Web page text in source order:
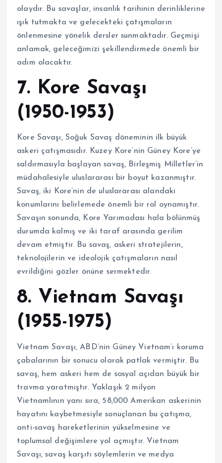
olaydır. Bu savaşlar, insanlık tarihinin derinliklerine
ışık tutmakta ve gelecekteki çatışmaların
önlenmesine yönelik dersler sunmaktadır. Geçmişi
anlamak, geleceğimizi şekillendirmede önemli bir
adım olacaktır.
7. Kore Savaşı
(1950-1953)
Kore Savaşı, Soğuk Savaş döneminin ilk büyük
askeri çatışmasıdır. Kuzey Kore’nin Güney Kore’ye
saldırmasıyla başlayan savaş, Birleşmiş Milletler’in
müdahalesiyle uluslararası bir boyut kazanmıştır.
Savaş, iki Kore’nin de uluslararası alandaki
konumlarını belirlemede önemli bir rol oynamıştır.
Savaşın sonunda, Kore Yarımadası hala bölünmüş
durumda kalmış ve iki taraf arasında gerilim
devam etmiştir. Bu savaş, askeri stratejilerin,
teknolojilerin ve ideolojik çatışmaların nasıl
evrildiğini gözler önüne sermektedir.
8. Vietnam Savaşı
(1955-1975)
Vietnam Savaşı, ABD’nin Güney Vietnam’ı koruma
çabalarının bir sonucu olarak patlak vermiştir. Bu
savaş, hem askeri hem de sosyal açıdan büyük bir
travma yaratmıştır. Yaklaşık 2 milyon
Vietnamlının yanı sıra, 58,000 Amerikan askerinin
hayatını kaybetmesiyle sonuçlanan bu çatışma,
anti-savaş hareketlerinin yükselmesine ve
toplumsal değişimlere yol açmıştır. Vietnam
Savaşı, savaş karşıtı söylemlerin ve medya